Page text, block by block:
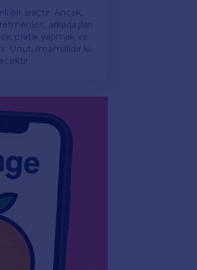
bir araçtır. Ancak,
arkadaşları
pratik yapmak ve
Unutulmamalıdır ki,